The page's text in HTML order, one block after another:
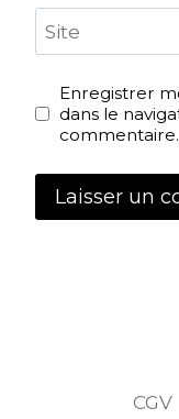
Site
Enregistrer
dans le
commentaire.
CGV